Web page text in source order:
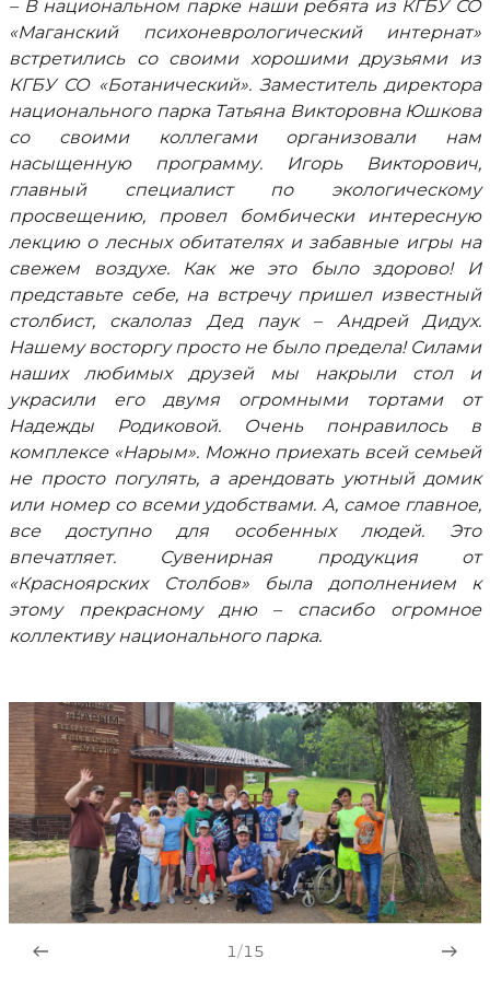
– В национальном парке наши ребята из КГБУ СО
«Маганский психоневрологический интернат»
встретились со своими хорошими друзьями из
КГБУ СО «Ботанический». Заместитель директора
национального парка Татьяна Викторовна Юшкова
со своими коллегами организовали нам
насыщенную программу. Игорь Викторович,
главный специалист по экологическому
просвещению, провел бомбически интересную
лекцию о лесных обитателях и забавные игры на
свежем воздухе. Как же это было здорово! И
представьте себе, на встречу пришел известный
столбист, скалолаз Дед паук – Андрей Дидух.
Нашему восторгу просто не было предела! Силами
наших любимых друзей мы накрыли стол и
украсили его двумя огромными тортами от
Надежды Родиковой. Очень понравилось в
комплексе «Нарым». Можно приехать всей семьей
не просто погулять, а арендовать уютный домик
или номер со всеми удобствами. А, самое главное,
все доступно для особенных людей. Это
впечатляет. Сувенирная продукция от
«Красноярских Столбов» была дополнением к
этому прекрасному дню – спасибо огромное
коллективу национального парка.
1/15